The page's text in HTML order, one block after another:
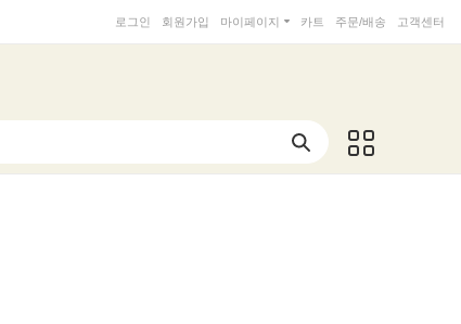
로그인 회원가입 마이페이지 카트 주문/배송 고객센터